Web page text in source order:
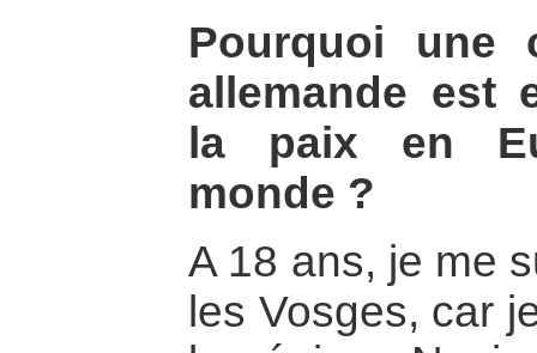
Pourquoi une
allemande est
la paix en
monde ?
A 18 ans, je me
les Vosges, car